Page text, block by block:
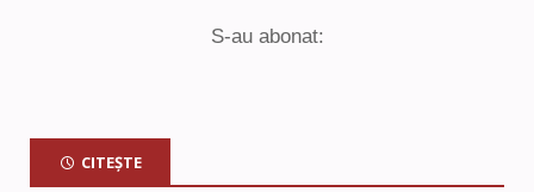
S-au abonat:
CITEȘTE